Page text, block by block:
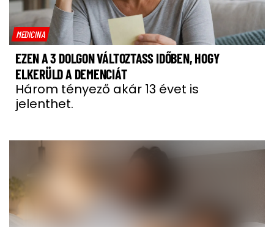
MEDICINA
EZEN A 3 DOLGON VÁLTOZTASS IDŐBEN, HOGY
ELKERÜLD A DEMENCIÁT
Három tényező akár 13 évet is
jelenthet.